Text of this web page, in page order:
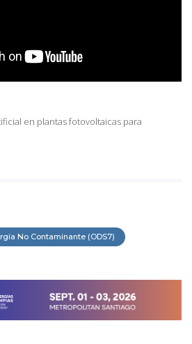
en plantas fotovoltaicas para
No Contaminante (ODS7)